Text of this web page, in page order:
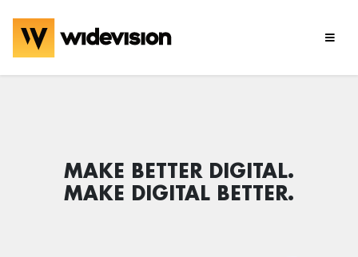
MAKE BETTER DIGITAL.
MAKE DIGITAL BETTER.